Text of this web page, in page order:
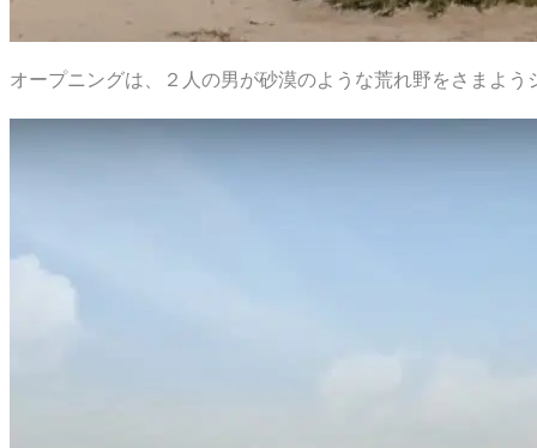
オープニングは、２人の男が砂漠のような荒れ野をさまよう